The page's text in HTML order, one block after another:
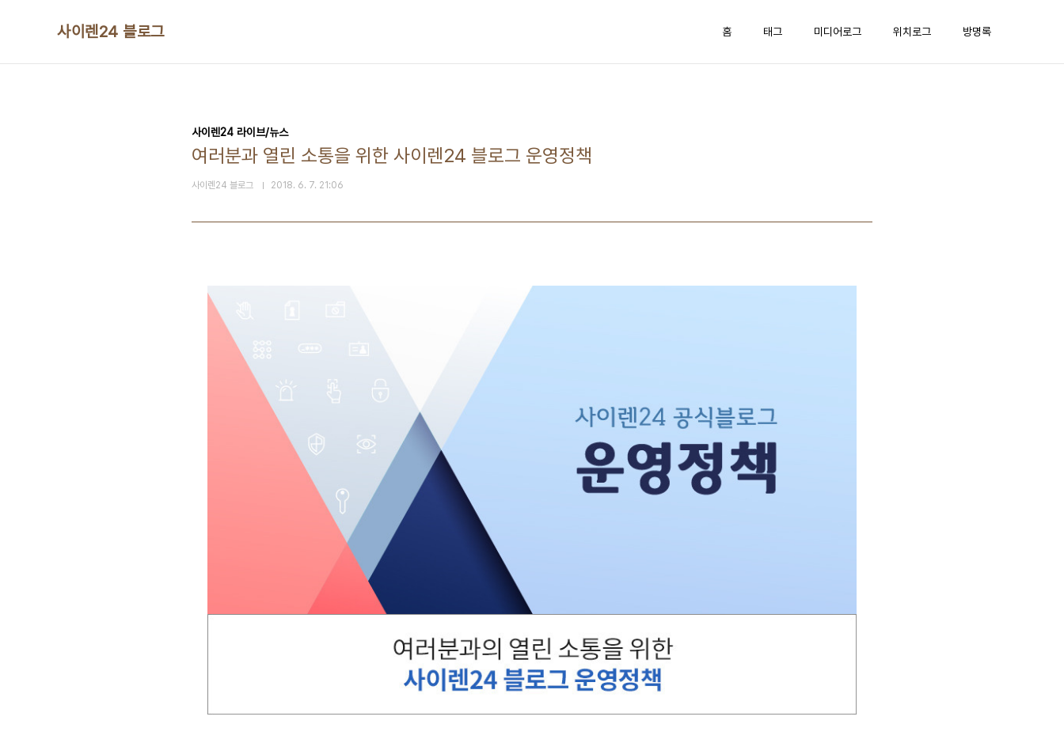
사이렌24 블로그 홈 태그 미디어로그 위치로그 방명록
사이렌24 라이브/뉴스
여러분과 열린 소통을 위한 사이렌24 블로그 운영정책
사이렌24 블로그 2018. 6. 7. 21:06